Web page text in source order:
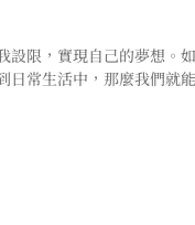
限，實現自己的夢想。
常生活中，那麼我們就